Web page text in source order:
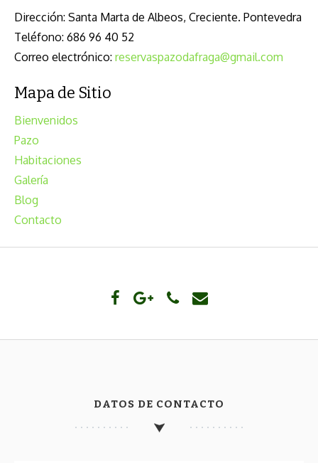
Dirección: Santa Marta de Albeos, Creciente. Pontevedra
Teléfono: 686 96 40 52
Correo electrónico: reservaspazodafraga@gmail.com
Mapa de Sitio
Bienvenidos
Pazo
Habitaciones
Galería
Blog
Contacto
DATOS DE CONTACTO